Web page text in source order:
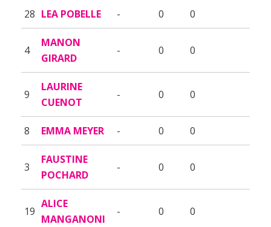
28 LEA POBELLE - 0 0
4
MANON
GIRARD
- 0 0
9
LAURINE
CUENOT
- 0 0
8 EMMA MEYER - 0 0
3
FAUSTINE
POCHARD
- 0 0
19
ALICE
MANGANONI
- 0 0